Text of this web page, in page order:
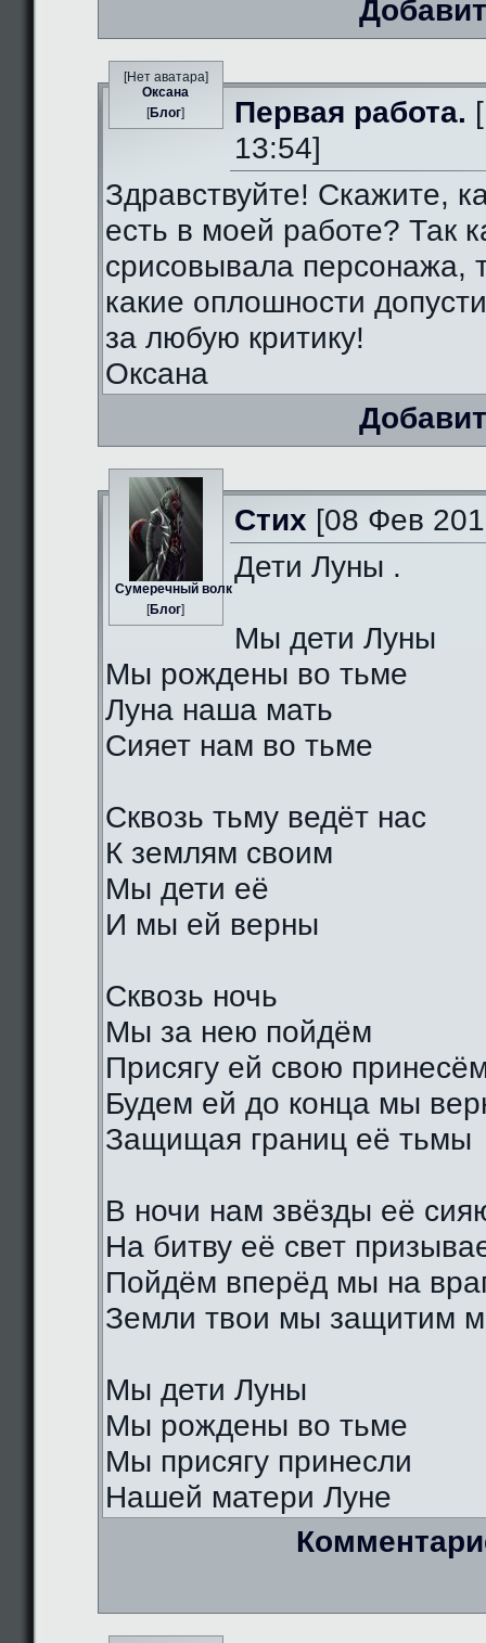
[Нет аватара]
Оксана
[Блог] Первая работа.
13:54]
Здравствуйте! Скажите,
есть в моей работе? Так
срисовывала персонажа,
какие оплошности
за любую критику!
Оксана
Сумеречный волк
[Блог]
Стих [08 Фев
Дети Луны .
Мы дети Луны
Мы рождены во тьме
Луна наша мать
Сияет нам во тьме
Сквозь тьму ведёт нас
К землям своим
Мы дети её
И мы ей верны
Сквозь ночь
Мы за нею пойдём
Присягу ей свою
Будем ей до конца мы
Защищая границ её тьмы
В ночи нам звёзды её
На битву её свет
Пойдём вперёд мы на
Земли твои мы защитим
Мы дети Луны
Мы рождены во тьме
Мы присягу принесли
Нашей матери Луне